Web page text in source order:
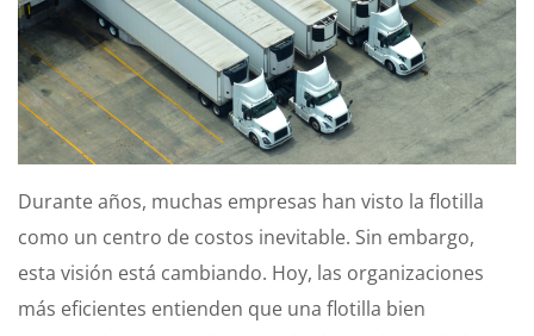
Durante años, muchas empresas han visto la flotilla
como un centro de costos inevitable. Sin embargo,
esta visión está cambiando. Hoy, las organizaciones
más eficientes entienden que una flotilla bien